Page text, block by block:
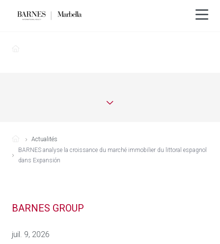
Actualités
BARNES analyse la croissance du marché immobilier du littoral espagnol
dans Expansión
BARNES GROUP
juil. 9, 2026